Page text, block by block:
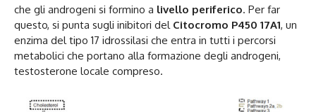
che gli androgeni si formino a livello periferico. Per far
questo, si punta sugli inibitori del Citocromo P450 17A1, un
enzima del tipo 17 idrossilasi che entra in tutti i percorsi
metabolici che portano alla formazione degli androgeni,
testosterone locale compreso.